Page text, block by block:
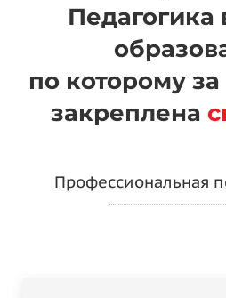
Педагогика
по которому
закреплена
Профессиональная